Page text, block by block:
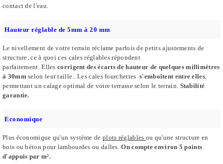
contact de l'eau.
Hauteur réglable de 5mm à 20 mm
Le nivellement de votre terrain réclame parfois de petits ajustements de
structure, ce à quoi ces cales réglables répondent
parfaitement.Ellescorrigent des écarts de hauteur de quelques millimètres
à 30mmselon leur taille..Les cales fourchettes s'emboîtent entre elles,
permettant un calage optimal de votre terrasse selon le terrain. Stabilité
garantie.
Economique
Plus économique qu'un système de plots réglables ou qu'une structure en
bois ou béton pour lambourdes ou dalles.On compte environ 5 points
d'appuis par m².